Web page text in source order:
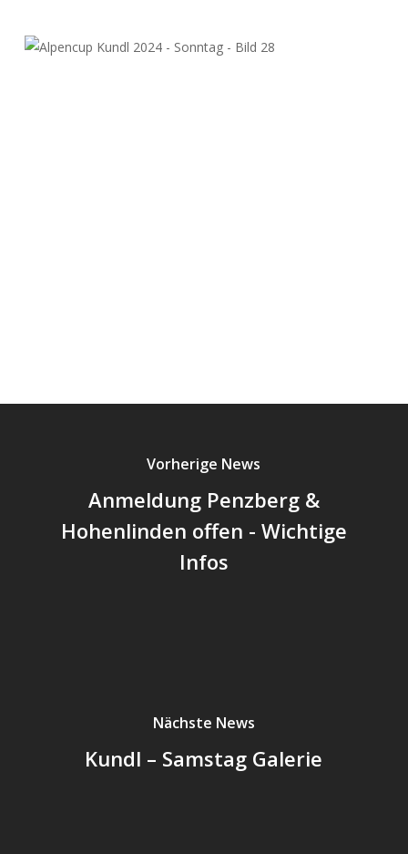
Vorherige News
Anmeldung Penzberg &
Hohenlinden offen - Wichtige
Infos
Nächste News
Kundl – Samstag Galerie